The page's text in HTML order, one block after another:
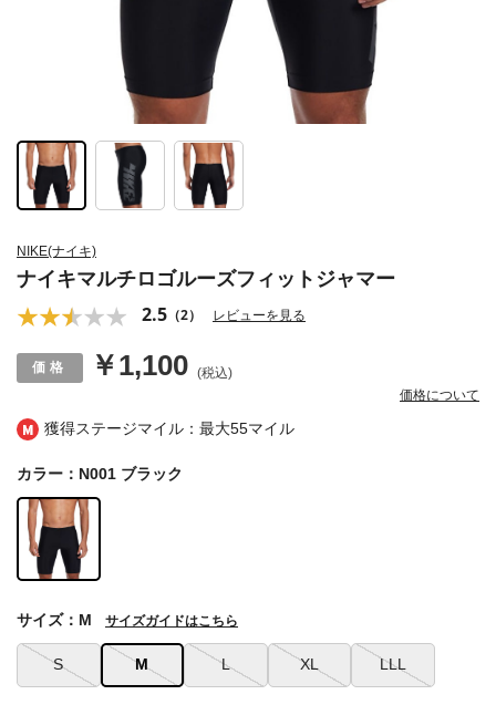
獲得ステージマイル：最大55マイル
NIKE(ナイキ)
ナイキマルチロゴルーズフィットジャマー
2.5 （2） レビューを見る
￥1,100 (税込)
価格について
カラー：N001 ブラック
S M L XL LLL
サイズ：M サイズガイドはこちら